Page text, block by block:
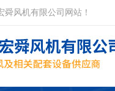
风机有限公司网站！